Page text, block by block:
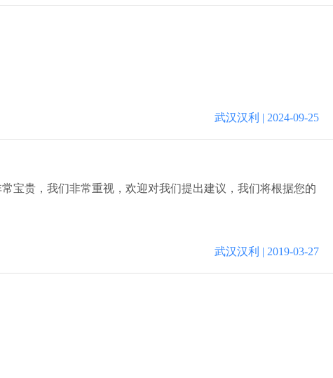
武汉汉利 | 2024-09-25
宝贵，我们非常重视，欢迎对我们提出建议，我们将根据您的
武汉汉利 | 2019-03-27